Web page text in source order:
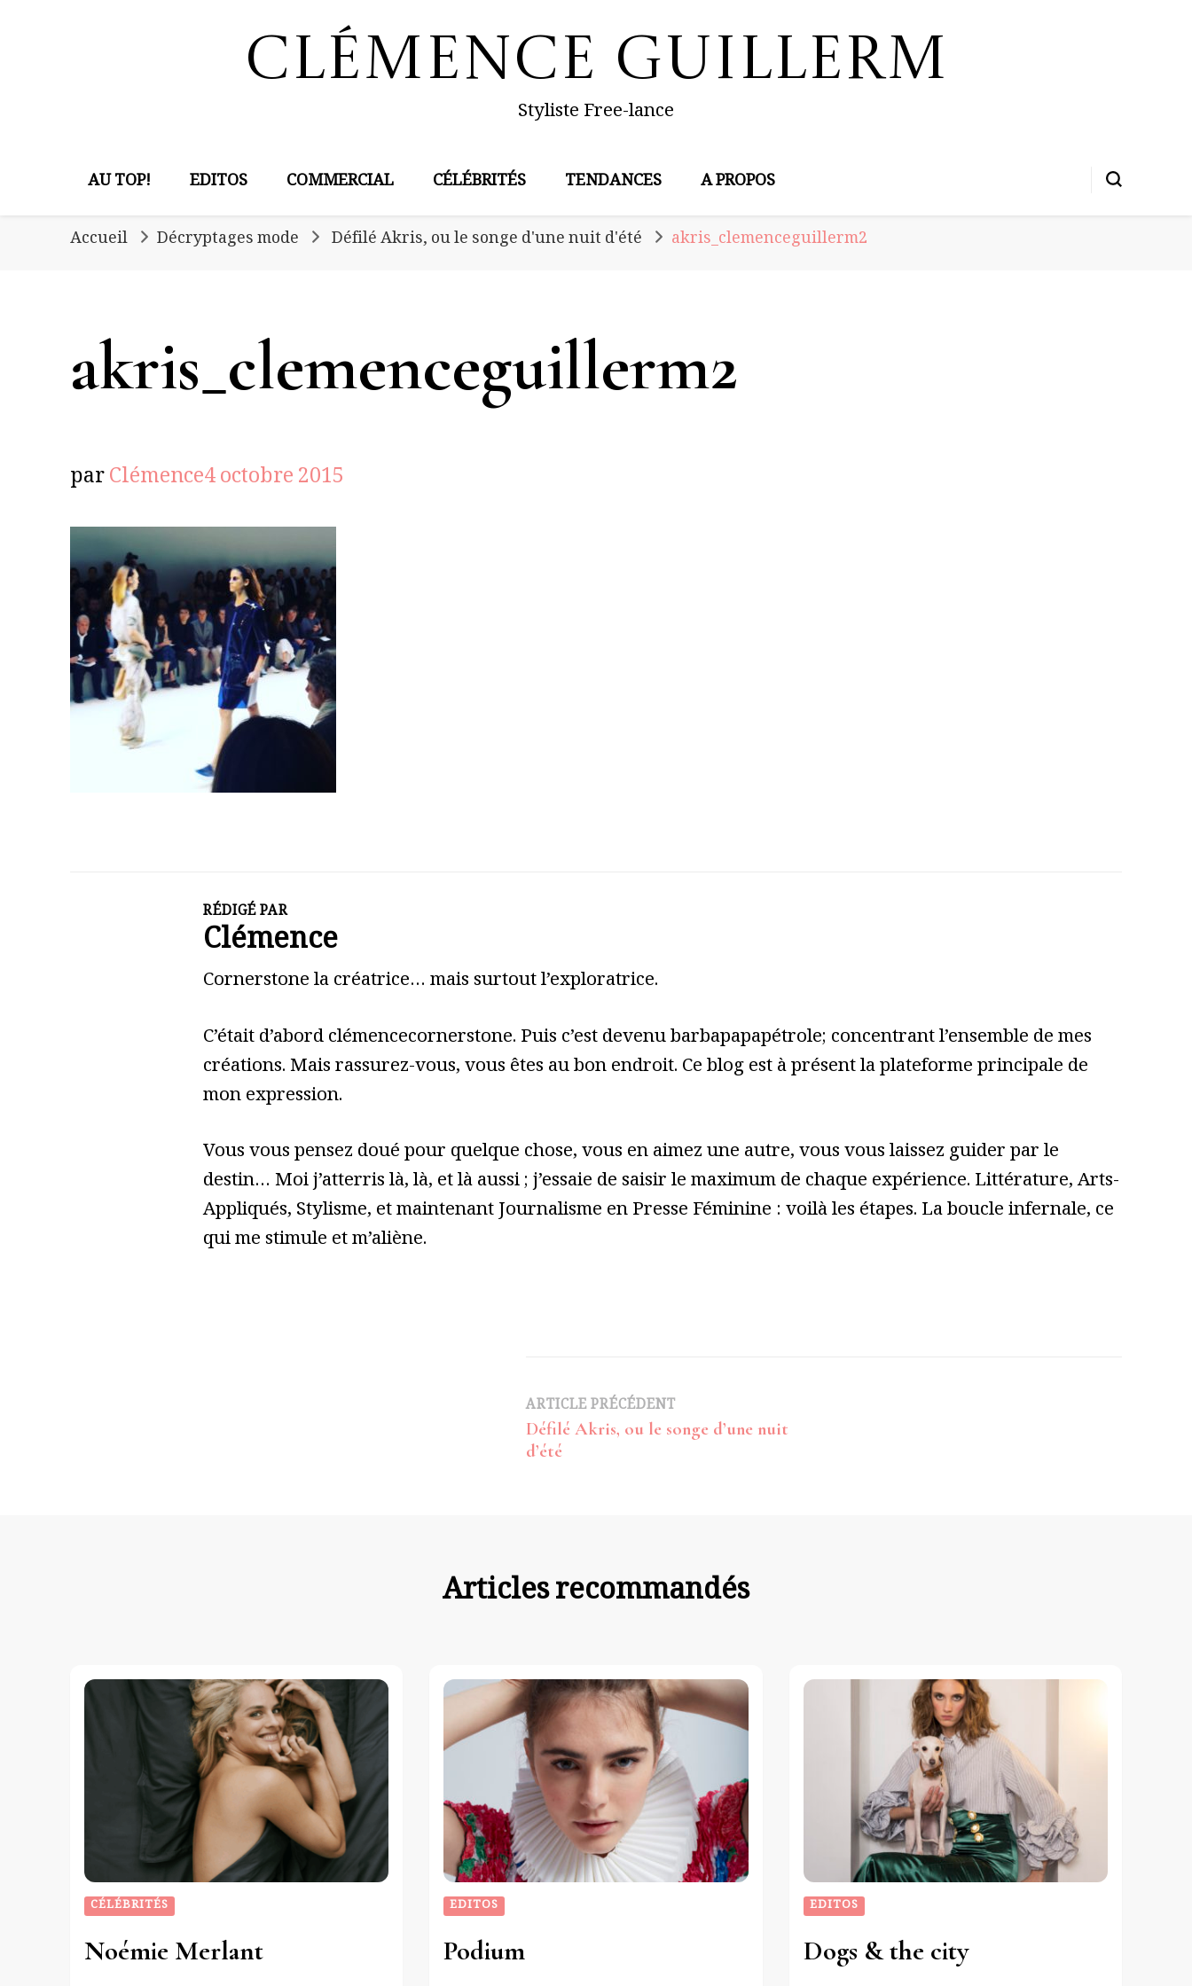
Clémence Guillerm
Styliste Free-lance
AU TOP! EDITOS COMMERCIAL CÉLÉBRITÉS TENDANCES A PROPOS
Accueil Décryptages mode Défilé Akris, ou le songe d'une nuit d'été akris_clemenceguillerm2
akris_clemenceguillerm2
parClémence4 octobre 2015
RÉDIGÉ PAR
Clémence
Cornerstone la créatrice… mais surtout l’exploratrice.
C’était d’abord clémencecornerstone. Puis c’est devenu barbapapapétrole; concentrant l’ensemble de mes
créations. Mais rassurez-vous, vous êtes au bon endroit. Ce blog est à présent la plateforme principale de
mon expression.
Vous vous pensez doué pour quelque chose, vous en aimez une autre, vous vous laissez guider par le
destin… Moi j’atterris là, là, et là aussi ; j’essaie de saisir le maximum de chaque expérience. Littérature, Arts-
Appliqués, Stylisme, et maintenant Journalisme en Presse Féminine : voilà les étapes. La boucle infernale, ce
qui me stimule et m’aliène.
Navigation
d’article
ARTICLE PRÉCÉDENT
Défilé Akris, ou le songe d’une nuit
d’été
Articles recommandés
CÉLÉBRITÉS
Noémie Merlant
EDITOS
Podium
EDITOS
Dogs & the city